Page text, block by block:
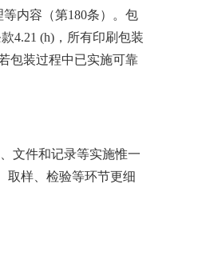
内容（第180条）。包
4.21 (h)，所有印刷包装
包装过程中已实施可靠
文件和记录等实施惟一
取样、检验等环节更细